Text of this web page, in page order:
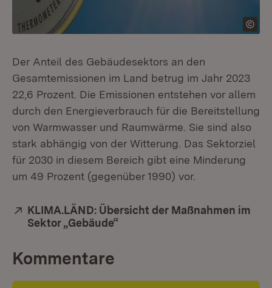
Der Anteil des Gebäudesektors an den
Gesamtemissionen im Land betrug im Jahr 2023
22,6 Prozent. Die Emissionen entstehen vor allem
durch den Energieverbrauch für die Bereitstellung
von Warmwasser und Raumwärme. Sie sind also
stark abhängig von der Witterung. Das Sektorziel
für 2030 in diesem Bereich gibt eine Minderung
um 49 Prozent (gegenüber 1990) vor.
Extern:
KLIMA.LÄND: Übersicht der Maßnahmen im
Sektor „Gebäude“
Kommentare